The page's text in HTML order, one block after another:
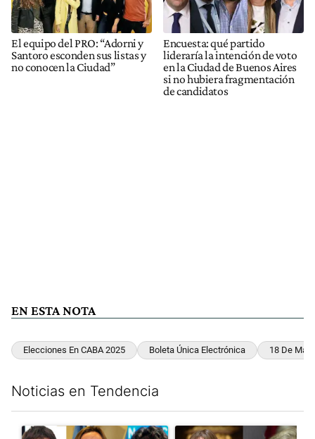
El equipo del PRO: “Adorni y
Santoro esconden sus listas y
no conocen la Ciudad”
Encuesta: qué partido
lideraría la intención de voto
en la Ciudad de Buenos Aires
si no hubiera fragmentación
de candidatos
EN ESTA NOTA
Elecciones En CABA 2025 Boleta Única Electrónica 18 De
Noticias en Tendencia
Un artículo de tendencia con el título "Grabois, Moreau y
Un artículo de tendencia